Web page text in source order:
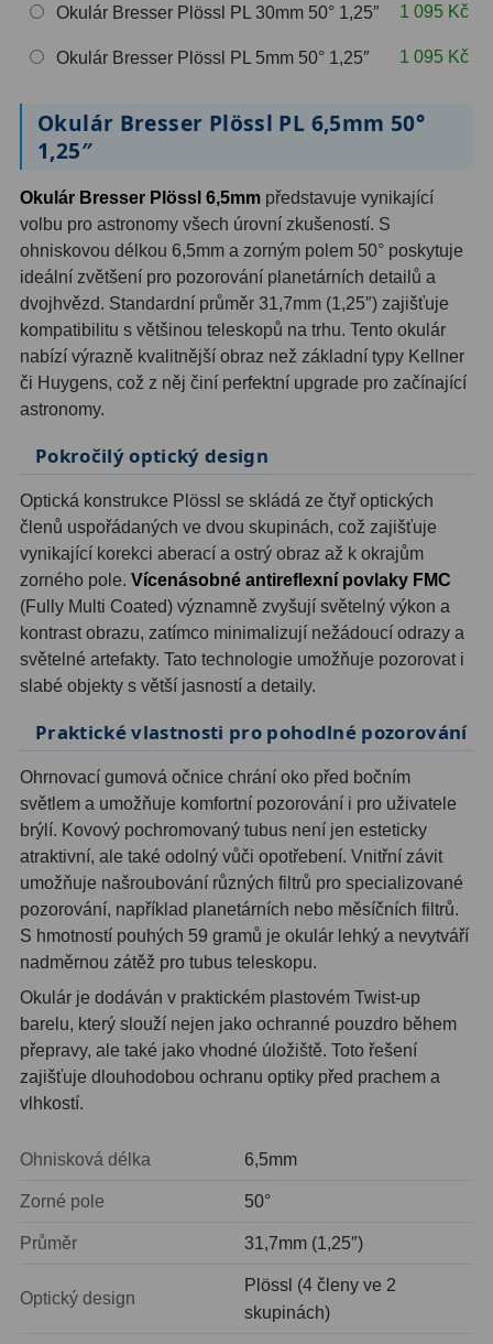
Planetární 2
Barevné66
Barlow čočky 65
Barlow 3x12
Barlow 5x 8
Převracecí4
Hledáčky28
Optické hledáčky15
Red Dot hledáčky6
Sluneční hledáčky3
Úchyty a držáky hledáčků
Příslušenství
Redukce 1,25" a 2"17
Svítilny5
Binohlavy3
Ostatní1
Montáže93
Paralaktické EQ19
Fotografické montáže 5
Objímky10
Motory a pohony
Závaží3
Okulár Bresser Plössl PL 30mm 50° 1,25″ 1 095 Kč
Okulár Bresser Plössl PL 5mm 50° 1,25″ 1 095 Kč
Okulár Bresser Plössl PL 6,5mm 50°
1,25″
Okulár Bresser Plössl 6,5mm představuje vynikající
volbu pro astronomy všech úrovní zkušeností. S
ohniskovou délkou 6,5mm a zorným polem 50° poskytuje
ideální zvětšení pro pozorování planetárních detailů a
dvojhvězd. Standardní průměr 31,7mm (1,25″) zajišťuje
kompatibilitu s většinou teleskopů na trhu. Tento okulár
nabízí výrazně kvalitnější obraz než základní typy Kellner
či Huygens, což z něj činí perfektní upgrade pro začínající
astronomy.
Pokročilý optický design
Optická konstrukce Plössl se skládá ze čtyř optických
členů uspořádaných ve dvou skupinách, což zajišťuje
vynikající korekci aberací a ostrý obraz až k okrajům
zorného pole. Vícenásobné antireflexní povlaky FMC
(Fully Multi Coated) významně zvyšují světelný výkon a
kontrast obrazu, zatímco minimalizují nežádoucí odrazy a
světelné artefakty. Tato technologie umožňuje pozorovat i
slabé objekty s větší jasností a detaily.
Praktické vlastnosti pro pohodlné pozorování
Ohrnovací gumová očnice chrání oko před bočním
světlem a umožňuje komfortní pozorování i pro uživatele
brýlí. Kovový pochromovaný tubus není jen esteticky
atraktivní, ale také odolný vůči opotřebení. Vnitřní závit
umožňuje našroubování různých filtrů pro specializované
pozorování, například planetárních nebo měsíčních filtrů.
S hmotností pouhých 59 gramů je okulár lehký a nevytváří
nadměrnou zátěž pro tubus teleskopu.
Okulár je dodáván v praktickém plastovém Twist-up
barelu, který slouží nejen jako ochranné pouzdro během
přepravy, ale také jako vhodné úložiště. Toto řešení
zajišťuje dlouhodobou ochranu optiky před prachem a
vlhkostí.
Ohnisková délka 6,5mm
Zorné pole 50°
Průměr 31,7mm (1,25″)
Optický design
Plössl (4 členy ve 2
skupinách)